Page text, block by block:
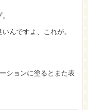
んですよ、これが。
ションに塗るとまた表